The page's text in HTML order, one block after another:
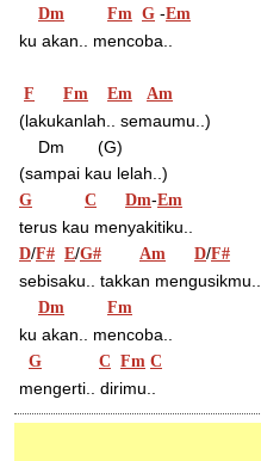
Dm Fm G -Em
ku akan.. mencoba..
F Fm Em Am
(lakukanlah.. semaumu..)
     Dm       (G)
(sampai kau lelah..)
G C Dm-Em
terus kau menyakitiku..
D/F# E/G# Am D/F#
sebisaku.. takkan mengusikmu..
Dm Fm
ku akan.. mencoba..
G C Fm C
mengerti.. dirimu..